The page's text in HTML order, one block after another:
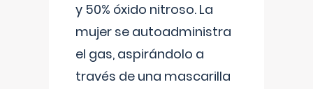
y 50% óxido nitroso. La
mujer se autoadministra
el gas, aspirándolo a
través de una mascarilla